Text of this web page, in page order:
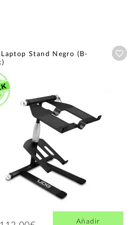
Laptop Stand Negro (B-
Añadir